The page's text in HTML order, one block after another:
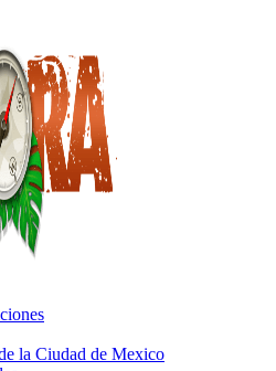
la Ciudad de Mexico